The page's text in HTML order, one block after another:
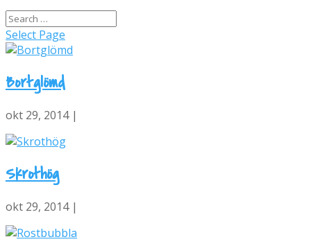
Select Page
Bortglömd
okt 29, 2014 |
Skrothög
okt 29, 2014 |